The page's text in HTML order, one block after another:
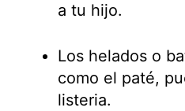
a tu hijo.
Los helados o
como el paté,
listeria.